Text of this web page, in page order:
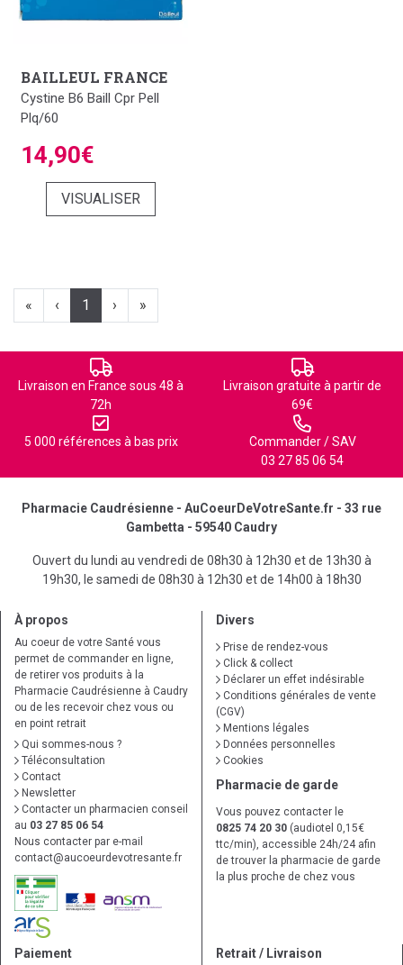
BAILLEUL FRANCE
Cystine B6 Baill Cpr Pell
Plq/60
14,90€
VISUALISER
« ‹ 1 › »
Livraison en France sous 48 à
72h
Livraison gratuite à partir de
69€
5 000 références à bas prix
Commander / SAV
03 27 85 06 54
Pharmacie Caudrésienne - AuCoeurDeVotreSante.fr - 33 rue
Gambetta - 59540 Caudry
Ouvert du lundi au vendredi de 08h30 à 12h30 et de 13h30 à
19h30, le samedi de 08h30 à 12h30 et de 14h00 à 18h30
À propos
Au coeur de votre Santé vous
permet de commander en ligne,
de retirer vos produits à la
Pharmacie Caudrésienne à Caudry
ou de les recevoir chez vous ou
en point retrait
Qui sommes-nous ?
Téléconsultation
Contact
Newsletter
Contacter un pharmacien conseil
au 03 27 85 06 54
Nous contacter par e-mail
contact@aucoeurdevotresante.fr
Divers
Prise de rendez-vous
Click & collect
Déclarer un effet indésirable
Conditions générales de vente
(CGV)
Mentions légales
Données personnelles
Cookies
Pharmacie de garde
Vous pouvez contacter le
0825 74 20 30 (audiotel 0,15€
ttc/min), accessible 24h/24 afin
de trouver la pharmacie de garde
la plus proche de chez vous
Paiement Retrait / Livraison